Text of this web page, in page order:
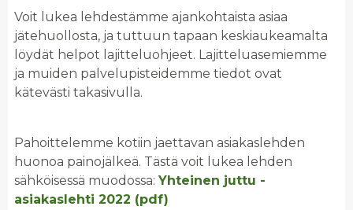
Voit lukea lehdestämme ajankohtaista asiaa
jätehuollosta, ja tuttuun tapaan keskiaukeamalta
löydät helpot lajitteluohjeet. Lajitteluasemiemme
ja muiden palvelupisteidemme tiedot ovat
kätevästi takasivulla.
Pahoittelemme kotiin jaettavan asiakaslehden
huonoa painojälkeä. Tästä voit lukea lehden
sähköisessä muodossa: Yhteinen juttu -
asiakaslehti 2022 (pdf)